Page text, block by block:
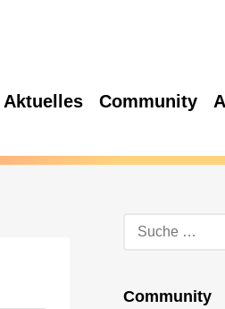
Aktuelles Community
Community